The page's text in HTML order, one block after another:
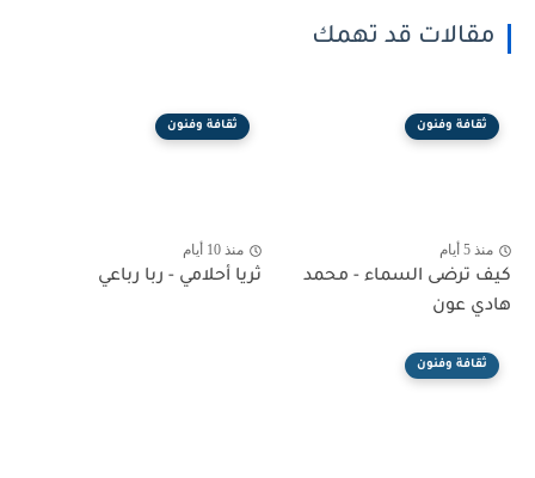
مقالات قد تهمك
ثقافة وفنون
منذ 5 أيام
كيف ترضى السماء - محمد
هادي عون
ثقافة وفنون
منذ 10 أيام
ثريا أحلامي - ربا رباعي
ثقافة وفنون